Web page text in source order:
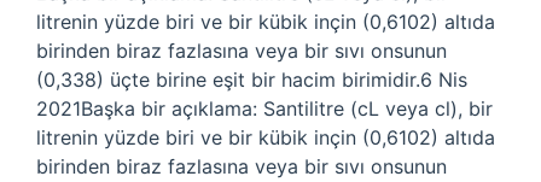
litrenin yüzde biri ve bir kübik inçin (0,6102) altıda
birinden biraz fazlasına veya bir sıvı onsunun
(0,338) üçte birine eşit bir hacim birimidir.6 Nis
2021Başka bir açıklama: Santilitre (cL veya cl), bir
litrenin yüzde biri ve bir kübik inçin (0,6102) altıda
birinden biraz fazlasına veya bir sıvı onsunun